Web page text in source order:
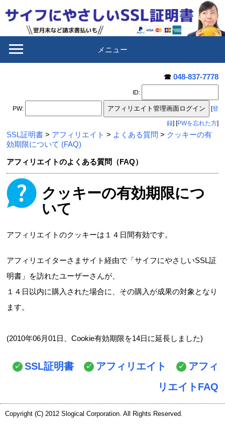
メニュー
☎ 048-837-7778
ID:
PW: [登
録] [PWを忘れた方]
SSL証明書 > アフィリエイト > よくある質問 > クッキーの有
効期限について (FAQ)
アフィリエイトのよくある質問（FAQ）
クッキーの有効期限につ
いて
アフィリエイトのクッキーは１４日間有効です。
アフィリエイターさまサイト経由で「サイフにやさしいSSL証
明書」を訪れたユーザーさんが、
１４日以内に購入された場合に、その購入が成果の対象となり
ます。
(2010年06月01日、Cookie有効期限を14日に延長しました)
SSL証明書 アフィリエイト
アフィ
リエイトFAQ
Copyright (C) 2012 Slogical Corporation. All Rights Reserved.